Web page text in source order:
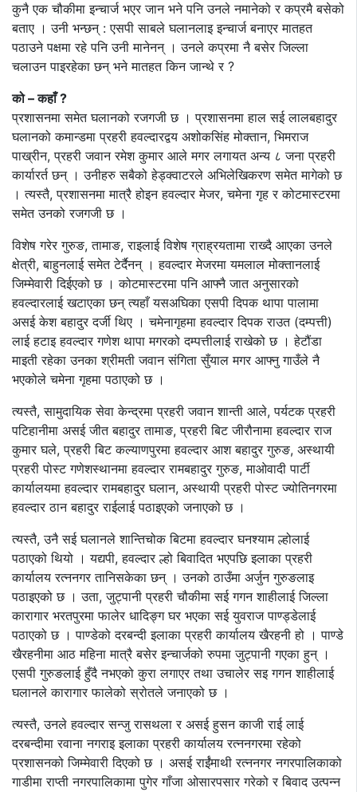
कुनै एक चौकीमा इन्चार्ज भएर जान भने पनि उनले नमानेको र कप्रमै बसेको
बताए । उनी भन्छन् : एसपी साबले घलानलाइ इन्चार्ज बनाएर मातहत
पठाउने पक्षमा रहे पनि उनी मानेनन् । उनले कप्रमा नै बसेर जिल्ला
चलाउन पाइरहेका छन् भने मातहत किन जान्थे र ?
को – कहाँ ?
प्रशासनमा समेत घलानको रजगजी छ । प्रशासनमा हाल सई लालबहादुर
घलानको कमान्डमा प्रहरी हवल्दारद्वय अशोकसिंह मोक्तान, भिमराज
पाख्रीन, प्रहरी जवान रमेश कुमार आले मगर लगायत अन्य ८ जना प्रहरी
कार्यारर्त छन् । उनीहरु सबैको हेड्क्वाटरले अभिलेखिकरण समेत मागेको छ
। त्यस्तै, प्रशासनमा मात्रै होइन हवल्दार मेजर, चमेना गृह र कोटमास्टरमा
समेत उनको रजगजी छ ।
विशेष गरेर गुरुङ, तामाङ, राइलाई विशेष ग्राह्रयतामा राख्दै आएका उनले
क्षेत्री, बाहुनलाई समेत टेर्दैनन् । हवल्दार मेजरमा यमलाल मोक्तानलाई
जिम्मेवारी दिईएको छ । कोटमास्टरमा पनि आफ्नै जात अनुसारको
हवल्दारलाई खटाएका छन् त्यहाँ यसअघिका एसपी दिपक थापा पालामा
असई केश बहादुर दर्जी थिए । चमेनागृहमा हवल्दार दिपक राउत (दम्पत्ती)
लाई हटाइ हवल्दार गणेश थापा मगरको दम्पत्तीलाई राखेको छ । हेटौंडा
माइती रहेका उनका श्रीमती जवान संगिता सुँयाल मगर आफ्नु गाउँले नै
भएकोले चमेना गृहमा पठाएको छ ।
त्यस्तै, सामुदायिक सेवा केन्द्रमा प्रहरी जवान शान्ती आले, पर्यटक प्रहरी
पटिहानीमा असई जीत बहादुर तामाङ, प्रहरी बिट जीरौनामा हवल्दार राज
कुमार घले, प्रहरी बिट कल्याणपुरमा हवल्दार आश बहादुर गुरुङ, अस्थायी
प्रहरी पोस्ट गणेशस्थानमा हवल्दार रामबहादुर गुरुङ, माओवादी पार्टी
कार्यालयमा हवल्दार रामबहादुर घलान, अस्थायी प्रहरी पोस्ट ज्योतिनगरमा
हवल्दार ठान बहादुर राईलाई पठाइएको जनाएको छ ।
त्यस्तै, उनै सई घलानले शान्तिचोक बिटमा हवल्दार घनश्याम ल्होलाई
पठाएको थियो । यद्यपी, हवल्दार ल्हो बिवादित भएपछि इलाका प्रहरी
कार्यालय रत्ननगर तानिसकेका छन् । उनको ठाउँमा अर्जुन गुरुङलाइ
पठाइएको छ । उता, जुट्पानी प्रहरी चौकीमा सई गगन शाहीलाई जिल्ला
कारागार भरतपुरमा फालेर धादिङ्ग घर भएका सई युवराज पाण्ड्डेलाई
पठाएको छ । पाण्डेको दरबन्दी इलाका प्रहरी कार्यालय खैरहनी हो । पाण्डे
खैरहनीमा आठ महिना मात्रै बसेर इन्चार्जको रुपमा जुट्पानी गएका हुन् ।
एसपी गुरुङलाई हुँदै नभएको कुरा लगाएर तथा उचालेर सइ गगन शाहीलाई
घलानले कारागार फालेको स्रोतले जनाएको छ ।
त्यस्तै, उनले हवल्दार सन्जु रासथला र असई हुसन काजी राई लाई
दरबन्दीमा रवाना नगराइ इलाका प्रहरी कार्यालय रत्ननगरमा रहेको
प्रशासनको जिम्मेवारी दिएको छ । असई राईंंमाथी रत्ननगर नगरपालिकाको
गाडीमा राप्ती नगरपालिकामा पुगेर गाँजा ओसारपसार गरेको र बिवाद उत्पन्न